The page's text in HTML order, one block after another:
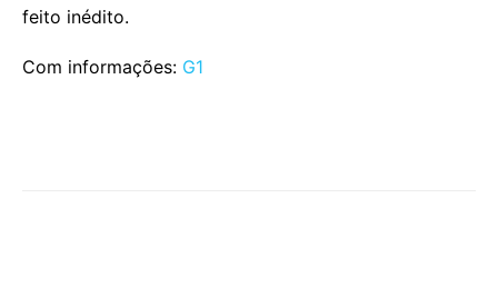
feito inédito.
Com informações: G1